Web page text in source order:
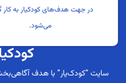
در جهت هدف‌های کودکیار به کار
می‌شود.
سایت “کودک‌یار” با هدف